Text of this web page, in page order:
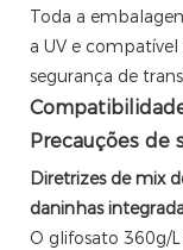
Toda a
a UV e
segurança de
Precauções de
Diretrizes de mix
daninhas
O glifosato 360g/